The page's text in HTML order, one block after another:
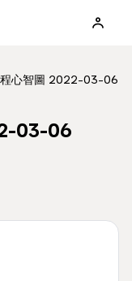
程心智圖 2022-03-06
03-06